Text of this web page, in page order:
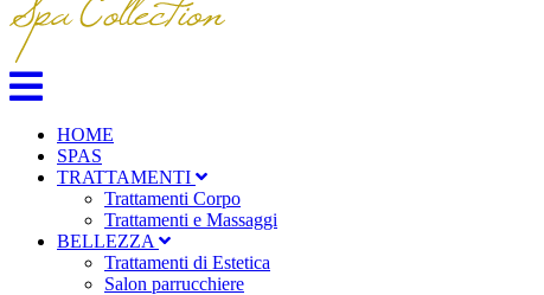
HOME
SPAS
TRATTAMENTI
Trattamenti Corpo
Trattamenti e Massaggi
BELLEZZA
Trattamenti di Estetica
Salon parrucchiere